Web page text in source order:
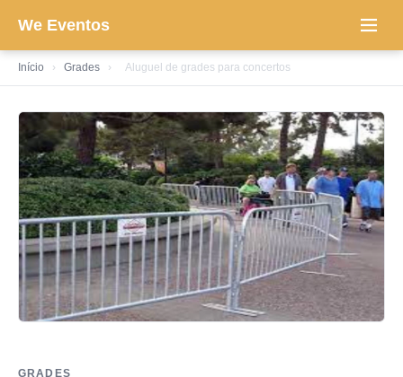
We Eventos
Início › Grades › Aluguel de grades para concertos
GRADES